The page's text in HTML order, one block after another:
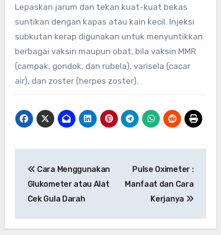
Lepaskan jarum dan tekan kuat-kuat bekas
suntikan dengan kapas atau kain kecil. Injeksi
subkutan kerap digunakan untuk menyuntikkan
berbagai vaksin maupun obat, bila vaksin MMR
(campak, gondok, dan rubela), varisela (cacar
air), dan zoster (herpes zoster).
pos
Cara Menggunakan
Glukometer atau Alat
Cek Gula Darah
Pulse Oximeter :
Manfaat dan Cara
Kerjanya